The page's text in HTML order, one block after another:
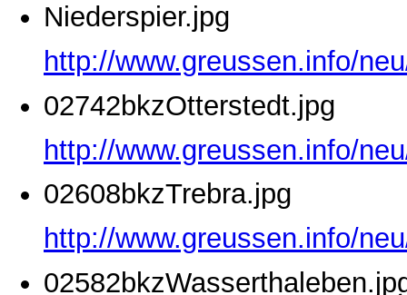
Niederspier.jpg
http://www.greussen.info/
02742bkzOtterstedt.jpg
http://www.greussen.info/
02608bkzTrebra.jpg
http://www.greussen.info/